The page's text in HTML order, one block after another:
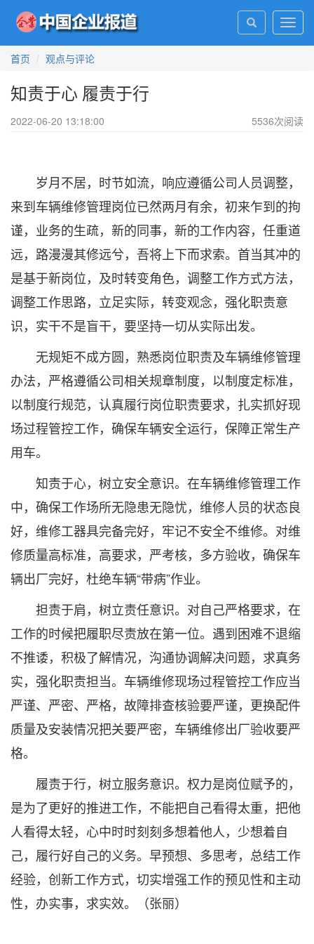
首页
观点与评论
知责于心 履责于行
2022-06-20 13:18:00 5536次阅读
岁月不居，时节如流，响应遵循公司人员调整，
来到车辆维修管理岗位已然两月有余，初来乍到的拘
谨，业务的生疏，新的同事，新的工作内容，任重道
远，路漫漫其修远兮，吾将上下而求索。首当其冲的
是基于新岗位，及时转变角色，调整工作方式方法，
调整工作思路，立足实际，转变观念，强化职责意
识，实干不是盲干，要坚持一切从实际出发。
无规矩不成方圆，熟悉岗位职责及车辆维修管理
办法，严格遵循公司相关规章制度，以制度定标准，
以制度行规范，认真履行岗位职责要求，扎实抓好现
场过程管控工作，确保车辆安全运行，保障正常生产
用车。
知责于心，树立安全意识。在车辆维修管理工作
中，确保工作场所无隐患无隐忧，维修人员的状态良
好，维修工器具完备完好，牢记不安全不维修。对维
修质量高标准，高要求，严考核，多方验收，确保车
辆出厂完好，杜绝车辆“带病”作业。
担责于肩，树立责任意识。对自己严格要求，在
工作的时候把履职尽责放在第一位。遇到困难不退缩
不推诿，积极了解情况，沟通协调解决问题，求真务
实，强化职责担当。车辆维修现场过程管控工作应当
严谨、严密、严格，故障排查核验要严谨，更换配件
质量及安装情况把关要严密，车辆维修出厂验收要严
格。
履责于行，树立服务意识。权力是岗位赋予的，
是为了更好的推进工作，不能把自己看得太重，把他
人看得太轻，心中时时刻刻多想着他人，少想着自
己，履行好自己的义务。早预想、多思考，总结工作
经验，创新工作方式，切实增强工作的预见性和主动
性，办实事，求实效。（张丽）